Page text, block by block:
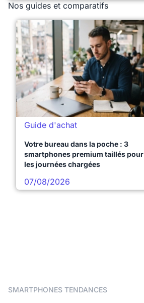
Nos guides et comparatifs
Guide d'achat
Votre bureau dans la poche : 3
smartphones premium taillés pour
les journées chargées
07/08/2026
SMARTPHONES TENDANCES